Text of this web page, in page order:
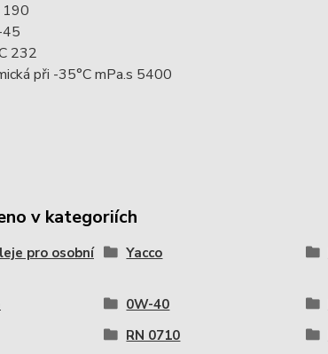
190
45
232
při -35°C mPa.s 5400
v kategoriích
pro osobní
Yacco
0W-40
RN 0710